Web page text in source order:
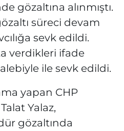
gözaltına alınmıştı.
süreci devam
sevk edildi.
verdikleri ifade
ile sevk edildi.
yapan CHP
Yalaz,
gözaltında